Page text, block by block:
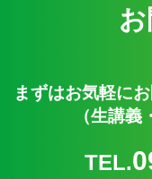
まずはお気軽に
（生講義
TEL.